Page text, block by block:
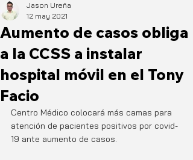
Aumento de casos obliga
a la CCSS a instalar
hospital móvil en el Tony
Facio
Jason Ureña
12 may 2021
Centro Médico colocará más camas para
atención de pacientes positivos por covid-
19 ante aumento de casos.